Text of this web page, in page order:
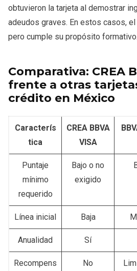
obtuvieron la tarjeta al demostrar
adeudos graves. En estos casos,
pero cumple su propósito formativo.
Comparativa: CREA
frente a otras
crédito en México
Caracterís
tica
CREA BBVA
VISA
Puntaje
mínimo
requerido
Bajo o no
exigido
Línea inicial Baja
Anualidad Sí
Recompens
No